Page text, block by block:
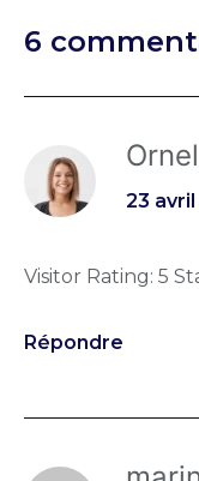
6
23
Visitor Rating: 5
Répondre